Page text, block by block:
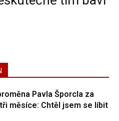
Pavla Šporcla za
měsíce: Chtěl jsem se líbit